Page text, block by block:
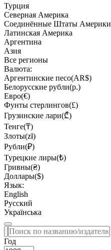
Турция
Северная Америка
Соединённые Штаты Америки
Латинская Америка
Аргентина
Азия
Все регионы
Валюта:
Аргентинские песо(AR$)
Белорусские рубли(р.)
Евро(€)
Фунты стерлингов(£)
Грузинские лари(₾)
Тенге(₸)
Злоты(zł)
Рубли(₽)
Турецкие лиры(₺)
Гривны(₴)
Доллары($)
Язык:
English
Русский
Українська
Год